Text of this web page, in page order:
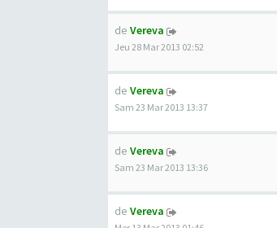
de Vereva
Jeu 28 Mar 2013 02:52
de Vereva
Sam 23 Mar 2013 13:37
de Vereva
Sam 23 Mar 2013 13:36
de Vereva